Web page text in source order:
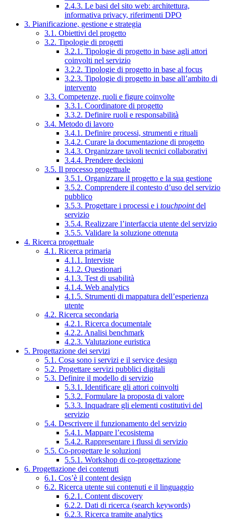
2.4.3. Le basi del sito web: architettura,
informativa privacy, riferimenti DPO
3. Pianificazione, gestione e strategia
3.1. Obiettivi del progetto
3.2. Tipologie di progetti
3.2.1. Tipologie di progetto in base agli attori
coinvolti nel servizio
3.2.2. Tipologie di progetto in base al focus
3.2.3. Tipologie di progetto in base all’ambito di
intervento
3.3. Competenze, ruoli e figure coinvolte
3.3.1. Coordinatore di progetto
3.3.2. Definire ruoli e responsabilità
3.4. Metodo di lavoro
3.4.1. Definire processi, strumenti e rituali
3.4.2. Curare la documentazione di progetto
3.4.3. Organizzare tavoli tecnici collaborativi
3.4.4. Prendere decisioni
3.5. Il processo progettuale
3.5.1. Organizzare il progetto e la sua gestione
3.5.2. Comprendere il contesto d’uso del servizio
pubblico
3.5.3. Progettare i processi e i touchpointdel
servizio
3.5.4. Realizzare l’interfaccia utente del servizio
3.5.5. Validare la soluzione ottenuta
4. Ricerca progettuale
4.1. Ricerca primaria
4.1.1. Interviste
4.1.2. Questionari
4.1.3. Test di usabilità
4.1.4. Web analytics
4.1.5. Strumenti di mappatura dell’esperienza
utente
4.2. Ricerca secondaria
4.2.1. Ricerca documentale
4.2.2. Analisi benchmark
4.2.3. Valutazione euristica
5. Progettazione dei servizi
5.1. Cosa sono i servizi e il service design
5.2. Progettare servizi pubblici digitali
5.3. Definire il modello di servizio
5.3.1. Identificare gli attori coinvolti
5.3.2. Formulare la proposta di valore
5.3.3. Inquadrare gli elementi costitutivi del
servizio
5.4. Descrivere il funzionamento del servizio
5.4.1. Mappare l’ecosistema
5.4.2. Rappresentare i flussi di servizio
5.5. Co-progettare le soluzioni
5.5.1. Workshop di co-progettazione
6. Progettazione dei contenuti
6.1. Cos’è il content design
6.2. Ricerca utente sui contenuti e il linguaggio
6.2.1. Content discovery
6.2.2. Dati di ricerca (search keywords)
6.2.3. Ricerca tramite analytics